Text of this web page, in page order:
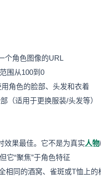
个角色图像的URL
围从100到0
角色的脸部、头发和衣着
（适用于更换服装/头发等）
效果最佳。它不是为真实人物
它“聚焦”于角色特征
同的酒窝、雀斑或T恤上的